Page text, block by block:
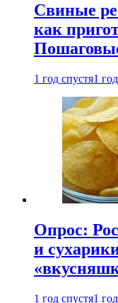
Свиные
как
1 год спустя1
Опрос:
и
1 год спустя1